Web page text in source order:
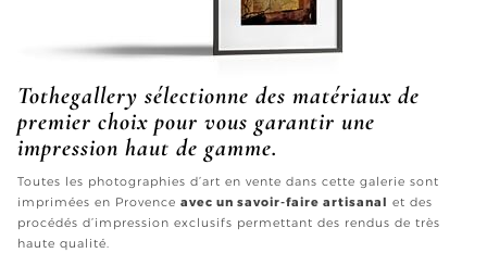
Tothegallery sélectionne des matériaux de
premier choix pour vous garantir une
impression haut de gamme.
Toutes les photographies d’art en vente dans cette galerie sont
imprimées en Provence avec un savoir-faire artisanal et des
procédés d’impression exclusifs permettant des rendus de très
haute qualité.